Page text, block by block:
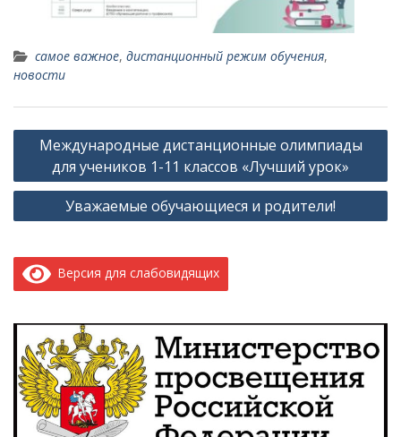
cамое важное, дистанционный режим обучения,
новости
Навигация
записям
Международные дистанционные олимпиады
для учеников 1-11 классов «Лучший урок»
Уважаемые обучающиеся и родители!
Версия для слабовидящих